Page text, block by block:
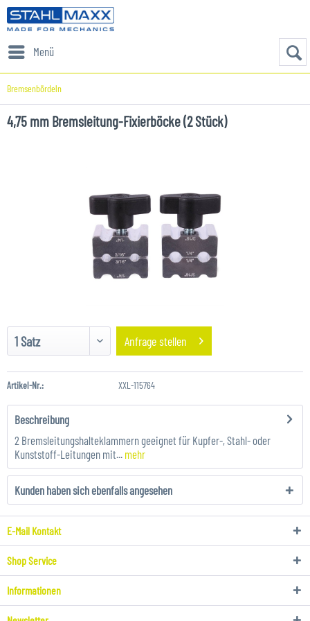
Menü
Bremsenbördeln
4,75 mm Bremsleitung-Fixierböcke (2 Stück)
Anfrage stellen
Artikel-Nr.: XXL-115764
Beschreibung
2 Bremsleitungshalteklammern geeignet für Kupfer-, Stahl- oder
Kunststoff-Leitungen mit... mehr
Kunden haben sich ebenfalls angesehen
E-Mail Kontakt
Shop Service
Informationen